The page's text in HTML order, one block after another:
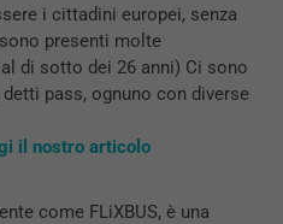
i cittadini europei, senza
presenti molte
di sotto dei 26 anni) Ci sono
pass, ognuno con diverse
il nostro articolo
come FLiXBUS, è una